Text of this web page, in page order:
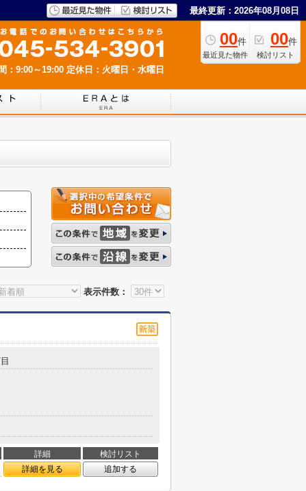
最終更新：2026年08月08日
00件
最近見た物件
00件
検討リスト
：9:00～19:00 定休日：火曜日・水曜日
表示件数：
詳細
検討リスト
詳細を見る 追加する